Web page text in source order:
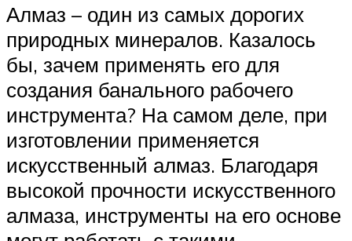
Алмаз – один из самых дорогих
природных минералов. Казалось
бы, зачем применять его для
создания банального рабочего
инструмента? На самом деле, при
изготовлении применяется
искусственный алмаз. Благодаря
высокой прочности искусственного
алмаза, инструменты на его основе